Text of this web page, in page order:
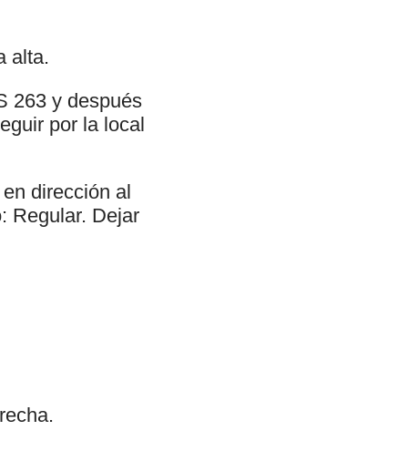
alta.
263 y después
por la local
dirección al
Regular. Dejar